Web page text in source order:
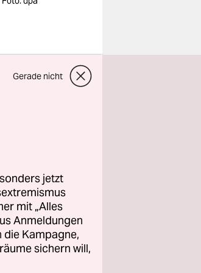
Gerade nicht
jetzt
mit „Alles
Anmeldungen
die Kampagne,
sichern will,